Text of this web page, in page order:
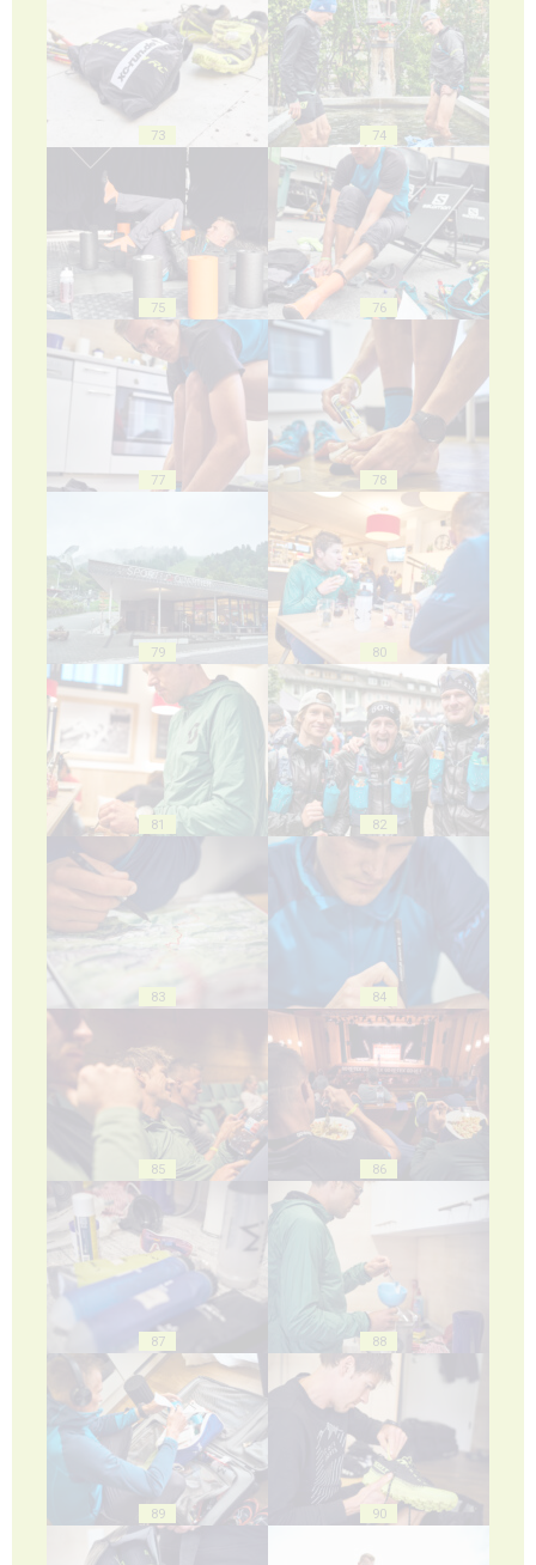
73 74
75 76
77 78
79 80
81 82
83 84
85 86
87 88
89 90